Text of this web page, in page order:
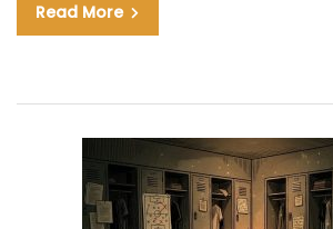
Read More